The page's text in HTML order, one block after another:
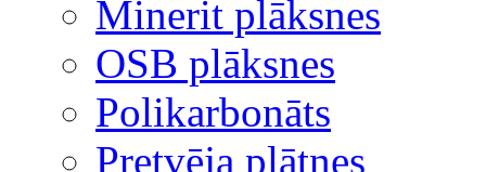
Minerit plāksnes
OSB plāksnes
Polikarbonāts
Pretvēja plātnes